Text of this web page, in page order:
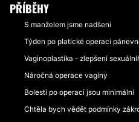
PŘÍBĚHY
S manželem jsme nadšeni
Týden po platické operaci
Vaginoplastika - zlepšení
Náročná operace vagíny
Bolesti po operaci jsou minimální
Chtěla bych vědět podmínky